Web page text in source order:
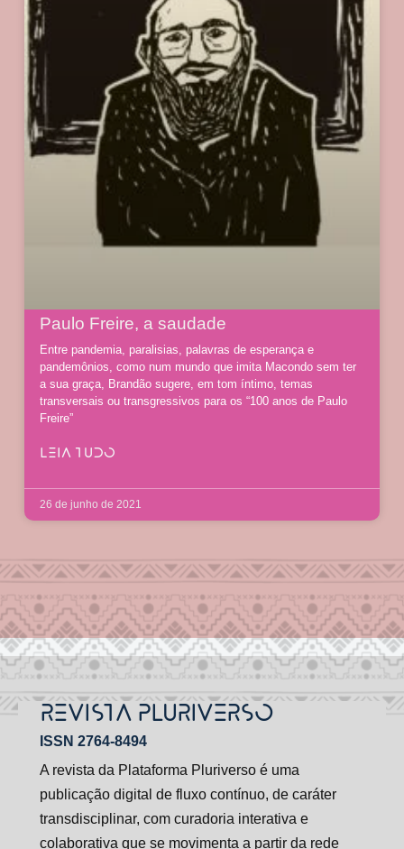
Paulo Freire, a saudade
Entre pandemia, paralisias, palavras de esperança e
pandemônios, como num mundo que imita Macondo sem ter
a sua graça, Brandão sugere, em tom íntimo, temas
transversais ou transgressivos para os “100 anos de Paulo
Freire”
LEIA TUDO
26 de junho de 2021
REVISTA PLURIVERSO
ISSN 2764-8494
A revista da Plataforma Pluriverso é uma
publicação digital de fluxo contínuo, de caráter
transdisciplinar, com curadoria interativa e
colaborativa que se movimenta a partir da rede